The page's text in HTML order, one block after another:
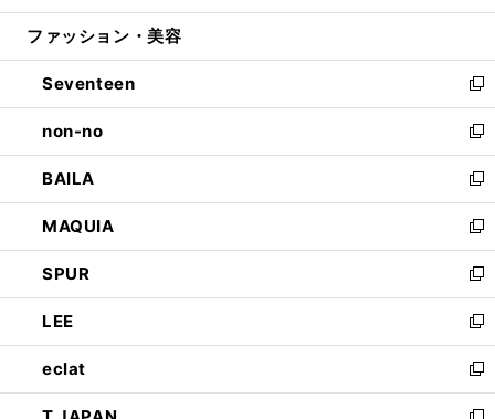
開
ウ
開
く
ン
ウ
で
開
く
ウ
ン
ド
ウ
で
開
く
ファッション・美容
Seventeen
新
し
い
ウ
ィ
ン
ド
ウ
で
開
く
non-no
新
し
い
ウ
ィ
ン
ド
ウ
で
開
く
BAILA
新
し
い
ウ
ィ
ン
ド
ウ
で
開
MAQUIA
新
し
い
ウ
ィ
ン
ド
ウ
SPUR
新
し
い
ウ
ィ
ン
LEE
新
し
い
ウ
eclat
新
し